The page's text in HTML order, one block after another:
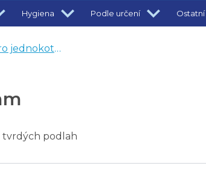
Hygiena Podle určení Ostatní
mycí stroje
tvrdých podlah